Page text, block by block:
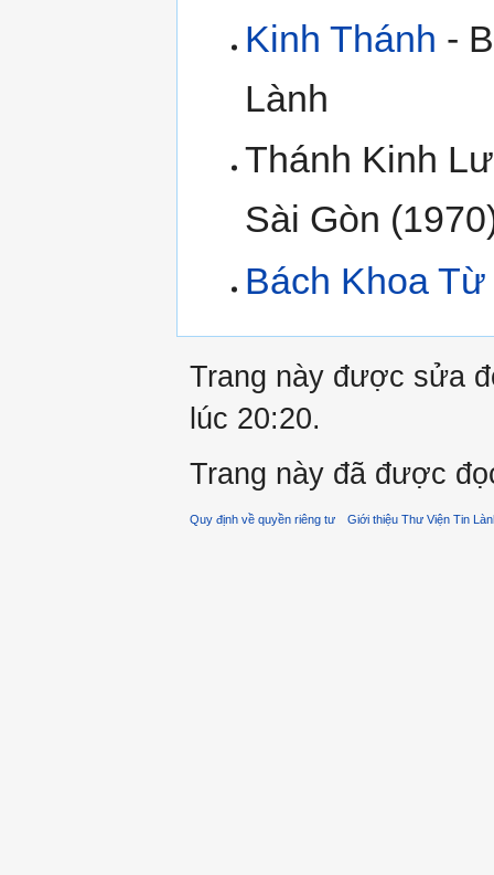
Kinh Thánh -
Lành
Thánh Kinh
Sài Gòn
Bách Khoa
Trang này được sửa
lúc 20:20.
Trang này đã được
Quy định về quyền riêng tư Giới thiệu Thư Viện Tin